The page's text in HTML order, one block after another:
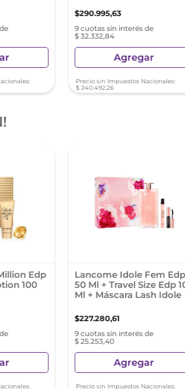
$290.995,63
9 cuotas sin interés de
$ 32.332,84
Agregar
Precio sin Impuestos Nacionales:
$ 240.492,26
Edp
100
Lancome Idole Fem Edp
50 Ml + Travel Size Edp
Ml + Máscara Lash Idole
$227.280,61
9 cuotas sin interés de
$ 25.253,40
Agregar
Precio sin Impuestos Nacionales: